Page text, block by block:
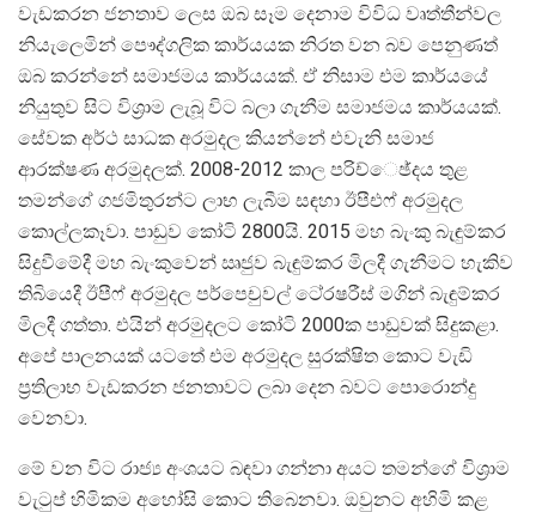
වැඩකරන ජනතාව ලෙස ඔබ සෑම දෙනාම විවිධ වෘත්තීන්වල
නියැලෙමින් පෞද්ගලික කාර්යයක නිරත වන බව පෙනුණත්
ඔබ කරන්නේ සමාජමය කාර්යයක්. ඒ නිසාම එම කාර්යයේ
නියුතුව සිට විශ‍්‍රාම ලැබූ විට බලා ගැනීම සමාජමය කාර්යයක්.
සේවක අර්ථ සාධක අරමුදල කියන්නේ එවැනි සමාජ
ආරක්ෂණ අරමුදලක්. 2008-2012 කාල පරිච්ෙඡ්දය තුළ
තමන්ගේ ගජමිතුරන්ට ලාභ ලැබීම සඳහා ඊපීඑෆ් අරමුදල
කොල්ලකෑවා. පාඩුව කෝටි 2800යි. 2015 මහ බැංකු බැඳුම්කර
සිදුවීමේදී මහ බැංකුවෙන් ඍජුව බැඳුම්කර මිලදී ගැනීමට හැකිව
තිබියෙදී ඊපීෆ් අරමුදල පර්පෙචුවල් ටෙ‍්‍රෂරීස් මගින් බැඳුම්කර
මිලදී ගත්තා. එයින් අරමුදලට කෝටි 2000ක පාඩුවක් සිදුකළා.
අපේ පාලනයක් යටතේ එම අරමුදල සුරක්ෂිත කොට වැඩි
ප‍්‍රතිලාභ වැඩකරන ජනතාවට ලබා දෙන බවට පොරොන්දු
වෙනවා.
මේ වන විට රාජ්‍ය අංශයට බඳවා ගන්නා අයට තමන්ගේ විශ‍්‍රාම
වැටුප් හිමිකම අහෝසි කොට තිබෙනවා. ඔවුනට අහිමි කළ